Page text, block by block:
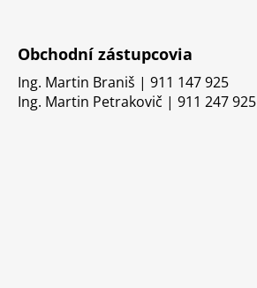
Obchodní zástupcovia
Ing. Martin Braniš | 911 147 925
Ing. Martin Petrakovič | 911 247 925